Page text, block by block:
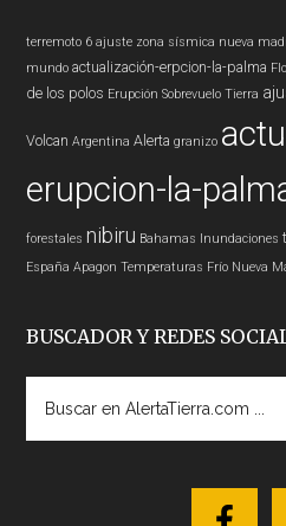
terremoto 6 ajuste zona sísmica nueva
mundo actualización-erpcion-la-palma
de los polos Erupción Sobrevuelo Tierra
Volcan Argentina Alerta granizo
erupcion-la-
forestales nibiru Bahamas Inundaciones
España Apagon Temperaturas Frío Nueva
BUSCADOR Y REDES
AlertaTierra.com